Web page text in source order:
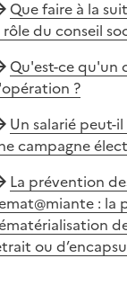
Que faire à la
rôle du conseil
Qu'est-ce qu'un
?
Un salarié peut-
campagne
La prévention
: la
ou